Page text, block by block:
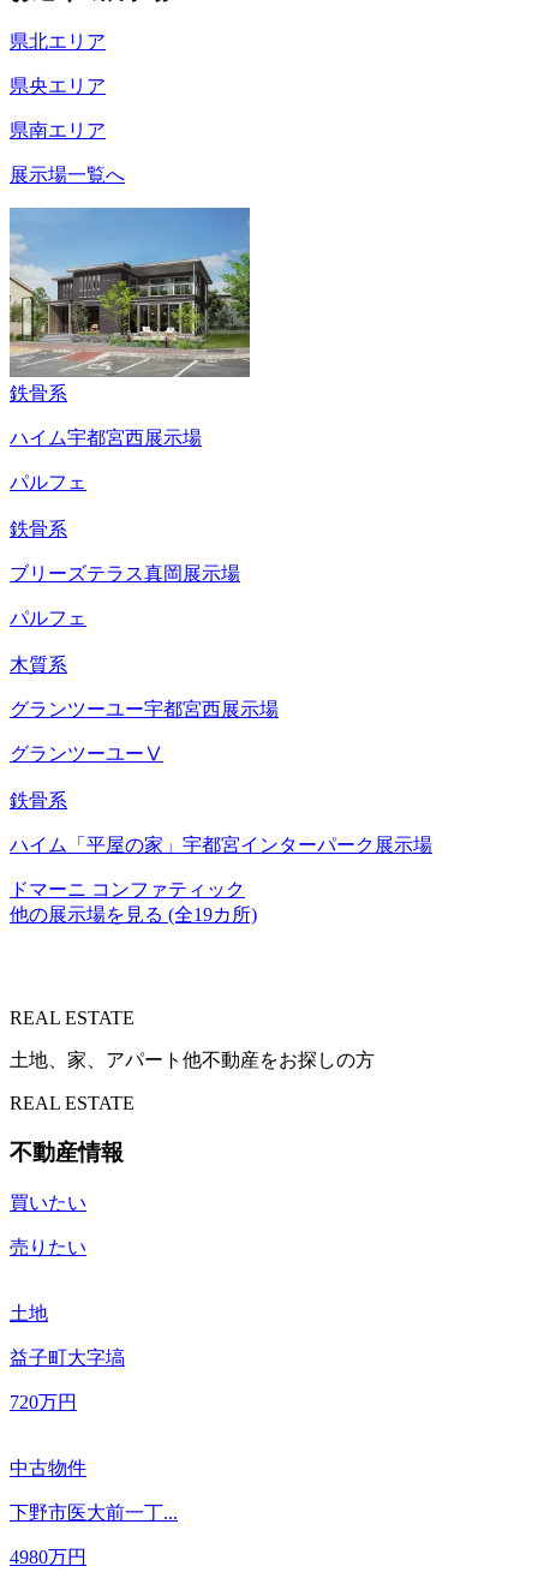
県北エリア
県央エリア
県南エリア
展示場一覧へ
鉄骨系
ハイム宇都宮西展示場
パルフェ
鉄骨系
ブリーズテラス真岡展示場
パルフェ
木質系
グランツーユー宇都宮西展示場
グランツーユーⅤ
鉄骨系
ハイム「平屋の家」宇都宮インターパーク展示場
ドマーニ コンファティック
他の展示場を見る (全19カ所)
REAL ESTATE
土地、家、アパート他不動産をお探しの方
REAL ESTATE
不動産情報
買いたい
売りたい
土地
益子町大字塙
720万円
中古物件
下野市医大前一丁...
4980万円